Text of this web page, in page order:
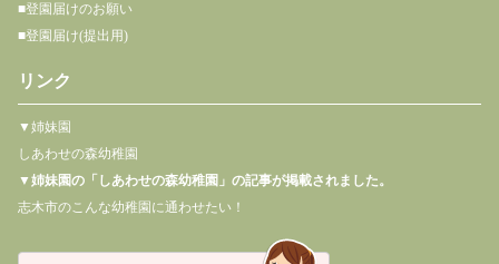
■登園届けのお願い
■登園届け(提出用)
リンク
▼姉妹園
しあわせの森幼稚園
▼姉妹園の「しあわせの森幼稚園」の記事が掲載されました。
志木市のこんな幼稚園に通わせたい！